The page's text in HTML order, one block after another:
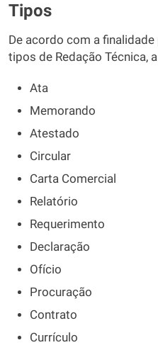
Tipos
De acordo com a
tipos de Redação Técnica,
Ata
Memorando
Atestado
Circular
Carta Comercial
Relatório
Requerimento
Declaração
Ofício
Procuração
Contrato
Currículo